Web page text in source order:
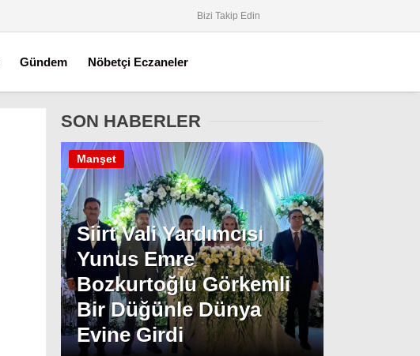
Bizi Takip Edin
Gündem Nöbetçi Eczaneler
SON HABERLER
Siirt Vali Yardımcısı
Yunus Emre
Bozkurtoğlu Görkemli
Bir Düğünle Dünya
Evine Girdi
Manşet